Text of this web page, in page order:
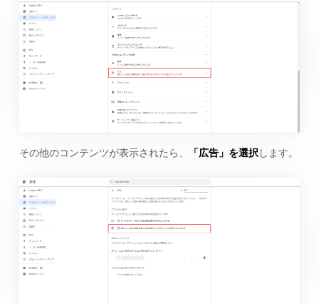
その他のコンテンツが表示されたら、 「広告」を選択します。